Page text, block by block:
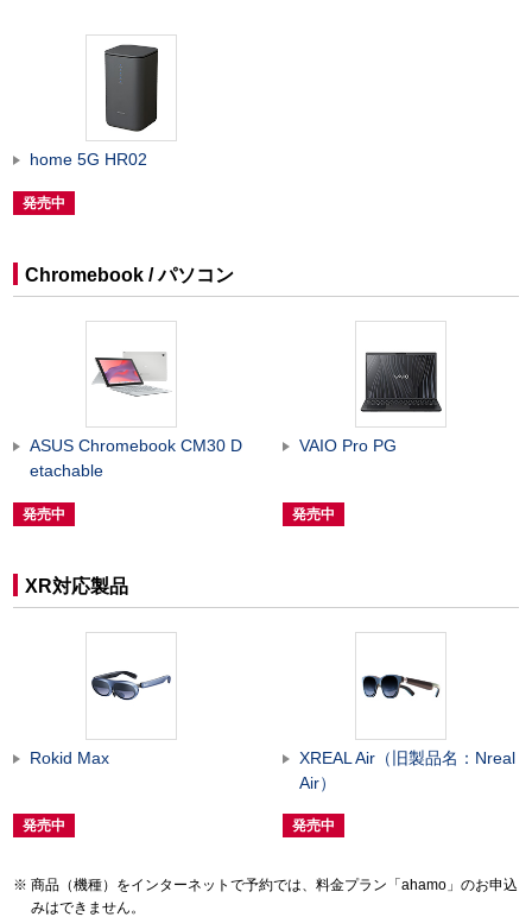
home 5G HR02
発売中
Chromebook / パソコン
ASUS Chromebook CM30 D
etachable
発売中
VAIO Pro PG
発売中
XR対応製品
Rokid Max
発売中
XREAL Air（旧製品名：Nreal
Air）
発売中
商品（機種）をインターネットで予約では、料金プラン「ahamo」のお申込
みはできません。